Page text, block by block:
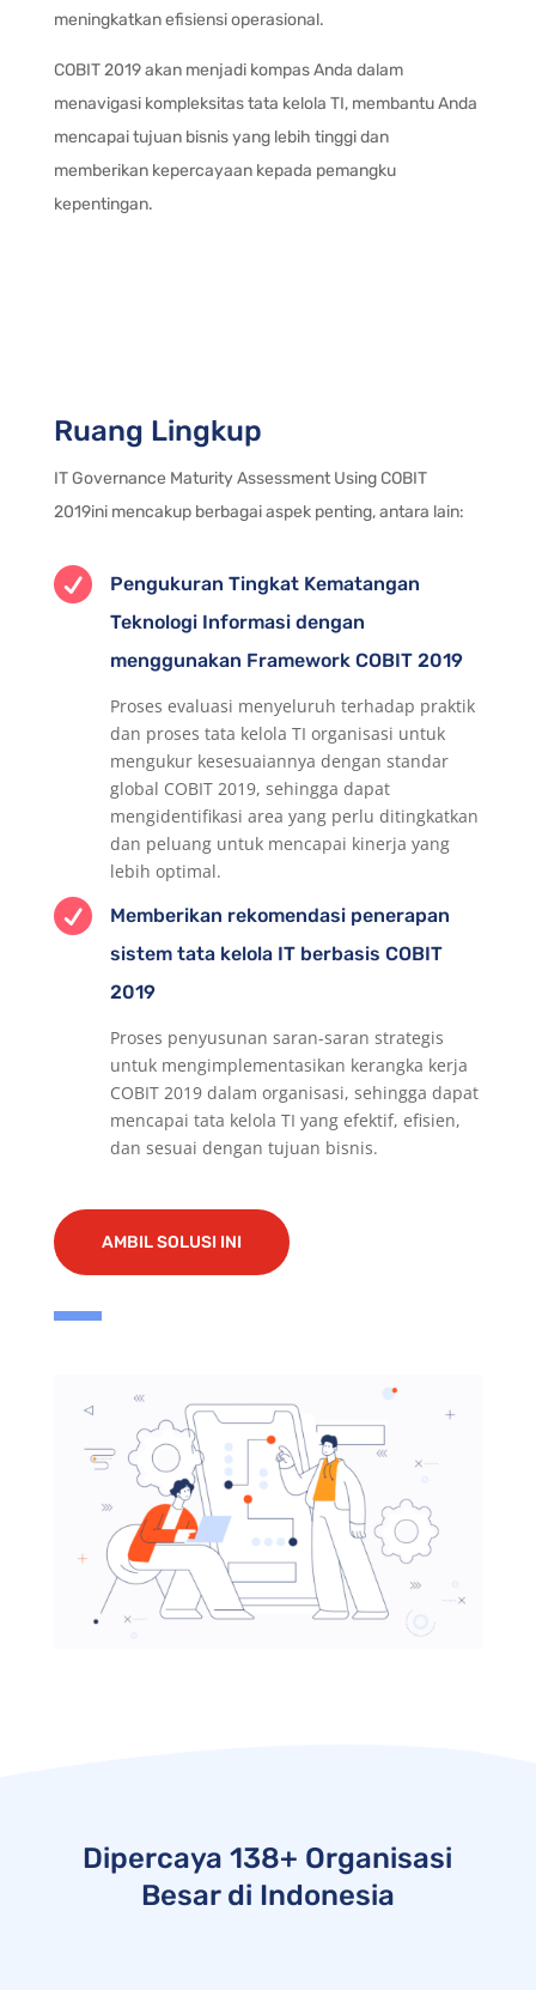
meningkatkan efisiensi operasional.
COBIT 2019 akan menjadi kompas Anda dalam
menavigasi kompleksitas tata kelola TI, membantu Anda
mencapai tujuan bisnis yang lebih tinggi dan
memberikan kepercayaan kepada pemangku
kepentingan.
Ruang Lingkup
IT Governance Maturity Assessment Using COBIT
2019ini mencakup berbagai aspek penting, antara lain:

Pengukuran Tingkat Kematangan
Teknologi Informasi dengan
menggunakan Framework COBIT 2019
Proses evaluasi menyeluruh terhadap praktik
dan proses tata kelola TI organisasi untuk
mengukur kesesuaiannya dengan standar
global COBIT 2019, sehingga dapat
mengidentifikasi area yang perlu ditingkatkan
dan peluang untuk mencapai kinerja yang
lebih optimal.

Memberikan rekomendasi penerapan
sistem tata kelola IT berbasis COBIT
2019
Proses penyusunan saran-saran strategis
untuk mengimplementasikan kerangka kerja
COBIT 2019 dalam organisasi, sehingga dapat
mencapai tata kelola TI yang efektif, efisien,
dan sesuai dengan tujuan bisnis.
AMBIL SOLUSI INI
Dipercaya 138+ Organisasi
Besar di Indonesia